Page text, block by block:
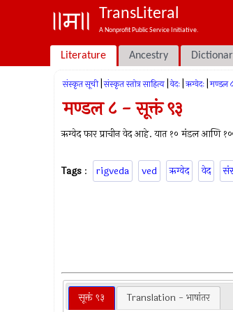
TransLiteral
A Nonprofit Public Service Initiative.
Literature Ancestry
संस्कृत सूची संस्कृत स्तोत्र साहित्य वेदः ऋग्वेदः मण्डल ८
मण्डल ८ - सूक्तं ९३
ऋग्वेद फार प्राचीन वेद आहे. यात १० मंडल आणि
Tags : rigveda ved ऋग्वेद वेद
सूक्तं ९३ Translation - भाषांतर